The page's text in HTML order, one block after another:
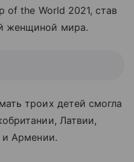
of the World 2021, став
женщиной мира.
троих детей смогла
Латвии,
Армении.